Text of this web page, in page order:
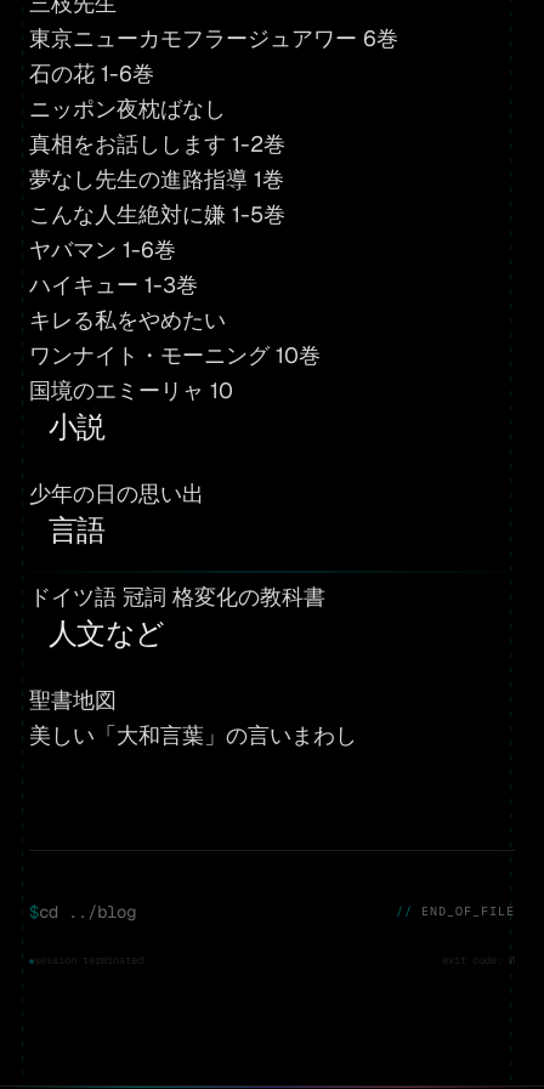
東京ニューカモフラージュアワー 6巻
石の花 1-6巻
ニッポン夜枕ばなし
真相をお話しします 1-2巻
夢なし先生の進路指導 1巻
こんな人生絶対に嫌 1-5巻
ヤバマン 1-6巻
ハイキュー 1-3巻
キレる私をやめたい
ワンナイト・モーニング 10巻
国境のエミーリャ 10
小説
少年の日の思い出
言語
ドイツ語 冠詞 格変化の教科書
人文など
聖書地図
美しい「大和言葉」の言いまわし
$cd ../blog END_OF_FILE
session terminated exit code: 0